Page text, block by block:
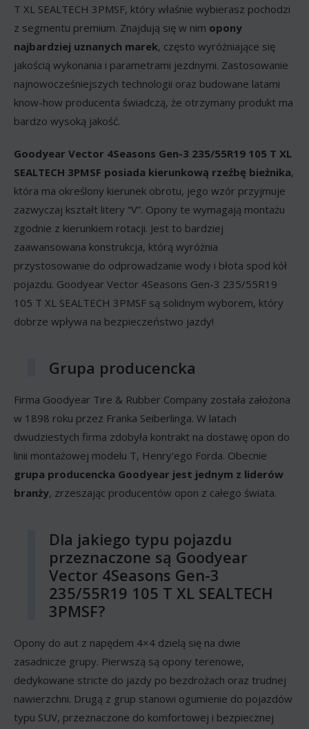
T XL SEALTECH 3PMSF, który właśnie wybierasz pochodzi
z segmentu premium. Znajdują się w nim opony
najbardziej uznanych marek, często wyróżniające się
jakością wykonania i parametrami jezdnymi. Zastosowanie
najnowocześniejszych technologii oraz budowane latami
know-how producenta świadczą, że otrzymany produkt ma
bardzo wysoką jakość.
Goodyear Vector 4Seasons Gen-3 235/55R19 105 T XL
SEALTECH 3PMSF posiada kierunkową rzeźbę bieżnika,
która ma określony kierunek obrotu, jego wzór przyjmuje
zazwyczaj kształt litery “V”. Opony te wymagają montażu
zgodnie z kierunkiem rotacji. Jest to bardziej
zaawansowana konstrukcja, którą wyróżnia
przystosowanie do odprowadzanie wody i błota spod kół
pojazdu. Goodyear Vector 4Seasons Gen-3 235/55R19
105 T XL SEALTECH 3PMSF są solidnym wyborem, który
dobrze wpływa na bezpieczeństwo jazdy!
Grupa producencka
Firma Goodyear Tire & Rubber Company została założona
w 1898 roku przez Franka Seiberlinga. W latach
dwudziestych firma zdobyła kontrakt na dostawę opon do
linii montażowej modelu T, Henry'ego Forda. Obecnie
grupa producencka Goodyear jest jednym z liderów
branży, zrzeszając producentów opon z całego świata.
Dla jakiego typu pojazdu
przeznaczone są Goodyear
Vector 4Seasons Gen-3
235/55R19 105 T XL SEALTECH
3PMSF?
Opony do aut z napędem 4×4 dzielą się na dwie
zasadnicze grupy. Pierwszą są opony terenowe,
dedykowane stricte do jazdy po bezdrożach oraz trudnej
nawierzchni. Drugą z grup stanowi ogumienie do pojazdów
typu SUV, przeznaczone do komfortowej i bezpiecznej